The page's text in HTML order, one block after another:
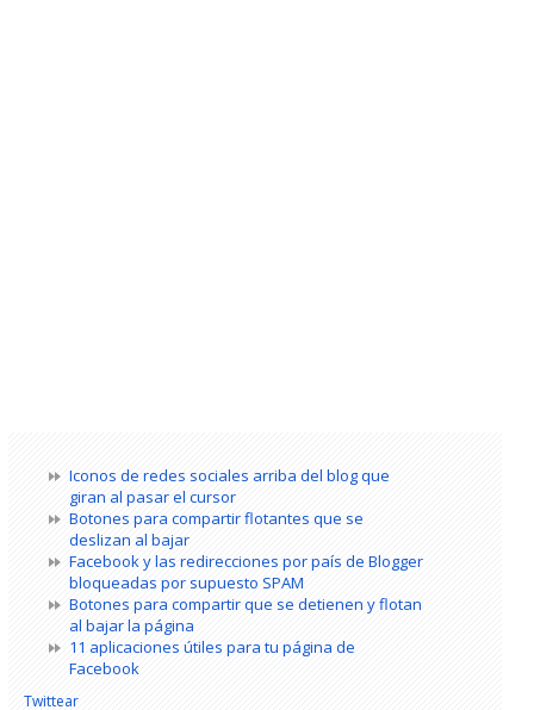
Iconos de redes sociales arriba del blog que
giran al pasar el cursor
Botones para compartir flotantes que se
deslizan al bajar
Facebook y las redirecciones por país de Blogger
bloqueadas por supuesto SPAM
Botones para compartir que se detienen y flotan
al bajar la página
11 aplicaciones útiles para tu página de
Facebook
Twittear